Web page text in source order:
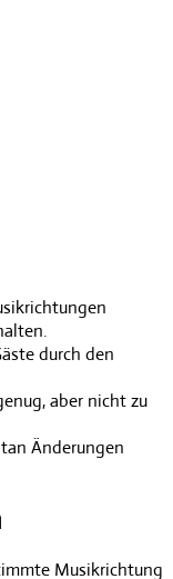
durch den
aber nicht zu
Änderungen
Musikrichtung